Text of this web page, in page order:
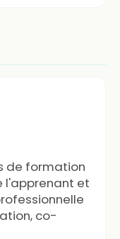
de formation
l'apprenant et
co-